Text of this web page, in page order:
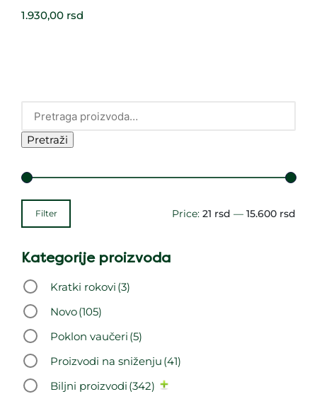
1.930,00 rsd
Pretraži
Filter Price: 21 rsd — 15.600 rsd
Kategorije proizvoda
Kratki rokovi (3)
Novo(105)
Poklon vaučeri (5)
Proizvodi na sniženju (41)
Biljni proizvodi (342)